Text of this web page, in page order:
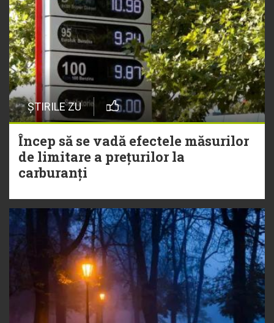
ȘTIRILE ZU
Încep să se vadă efectele măsurilor
de limitare a prețurilor la
carburanți